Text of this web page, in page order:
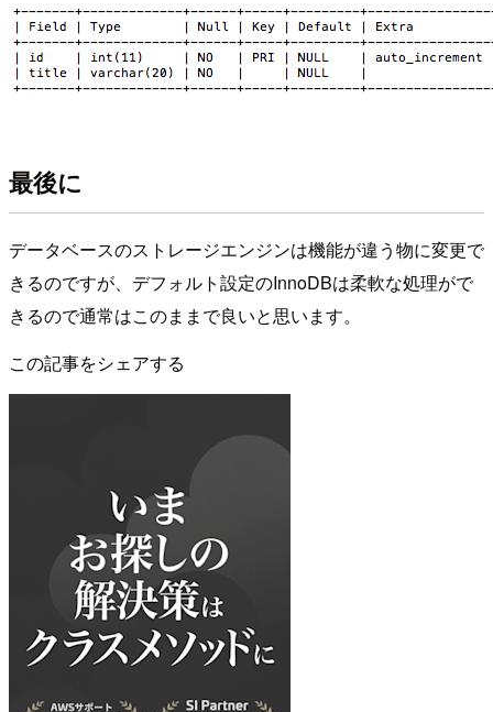
最後に
データベースのストレージエンジンは機能が違う物に変更で
きるのですが、デフォルト設定のInnoDBは柔軟な処理がで
きるので通常はこのままで良いと思います。
この記事をシェアする